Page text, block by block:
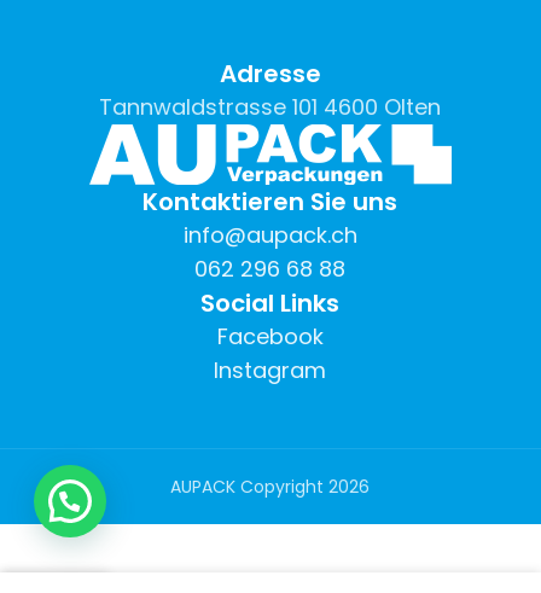
Adresse
Tannwaldstrasse 101 4600 Olten
Kontaktieren Sie uns
info@aupack.ch
062 296 68 88
Social Links
Facebook
Instagram
AUPACK Copyright2026